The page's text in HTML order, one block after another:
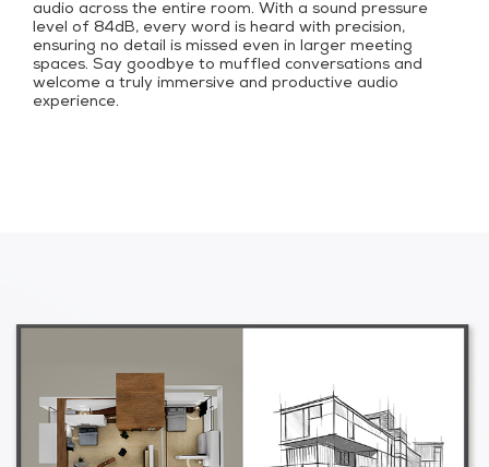
audio across the entire room. With a sound pressure
level of 84dB, every word is heard with precision,
ensuring no detail is missed even in larger meeting
spaces. Say goodbye to muffled conversations and
welcome a truly immersive and productive audio
experience.